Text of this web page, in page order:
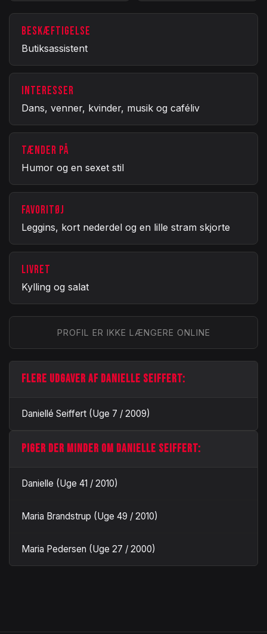
BESKÆFTIGELSE
Butiksassistent
INTERESSER
Dans, venner, kvinder, musik og caféliv
TÆNDER PÅ
Humor og en sexet stil
FAVORITØJ
Leggins, kort nederdel og en lille stram skjorte
LIVRET
Kylling og salat
PROFIL ER IKKE LÆNGERE ONLINE
FLERE UDGAVER AF DANIELLE SEIFFERT:
Daniellé Seiffert (Uge 7 / 2009)
PIGER DER MINDER OM DANIELLE SEIFFERT:
Danielle (Uge 41 / 2010)
Maria Brandstrup (Uge 49 / 2010)
Maria Pedersen (Uge 27 / 2000)